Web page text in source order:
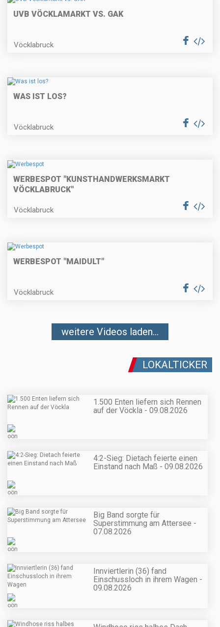
UVB VÖCKLAMARKT VS. GAK
Vöcklabruck
WAS IST LOS?
Vöcklabruck
WERBESPOT "KUNSTHANDWERKSMARKT
VÖCKLABRUCK"
Vöcklabruck
WERBESPOT "MAIDULT"
Vöcklabruck
weitere Videos laden...
LOKALTICKER
1.500 Enten liefern sich Rennen
auf der Vöckla - 09.08.2026
4:2-Sieg: Dietach feierte einen
Einstand nach Maß - 09.08.2026
Big Band sorgte für
Superstimmung am Attersee -
07.08.2026
Innviertlerin (36) fand
Einschussloch in ihrem Wagen -
09.08.2026